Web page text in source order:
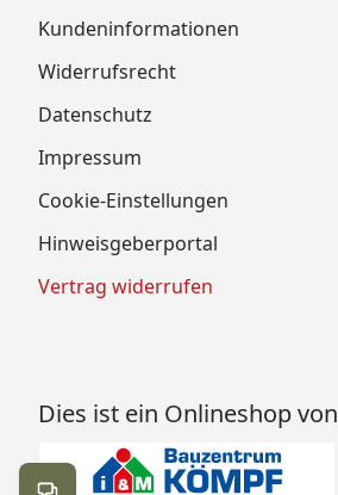
Kundeninformationen
Widerrufsrecht
Datenschutz
Impressum
Cookie-Einstellungen
Hinweisgeberportal
Vertrag widerrufen
Dies ist ein Onlineshop von